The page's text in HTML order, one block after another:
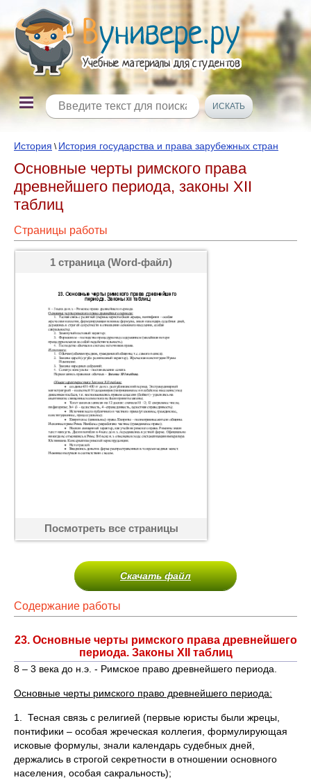
История \ История государства и права зарубежных стран
Основные черты римского права
древнейшего периода, законы XII
таблиц
Страницы работы
1 страница (Word-файл)
Посмотреть все страницы
Скачать файл
Содержание работы
23. Основные черты римского права древнейшего
периода. Законы XII таблиц
8 – 3 века до н.э. - Римское право древнейшего периода.
Основные черты римского право древнейшего периода:
1. Тесная связь с религией (первые юристы были жрецы,
понтифики – особая жреческая коллегия, формулирующая
исковые формулы, знали календарь судебных дней,
держались в строгой секретности в отношении основного
населения, особая сакральность);